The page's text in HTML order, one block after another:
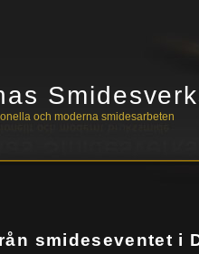
och moderna smidesarbeten
smideseventet i